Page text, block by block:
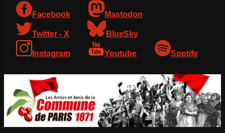
Facebook Mastodon
Twitter - X BlueSky
Instagram Youtube Spotify